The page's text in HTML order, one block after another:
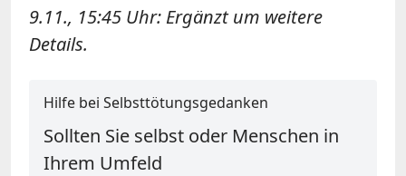
9.11., 15:45 Uhr: Ergänzt um weitere
Details.
Hilfe bei Selbsttötungsgedanken
Sollten Sie selbst oder Menschen in
Ihrem Umfeld